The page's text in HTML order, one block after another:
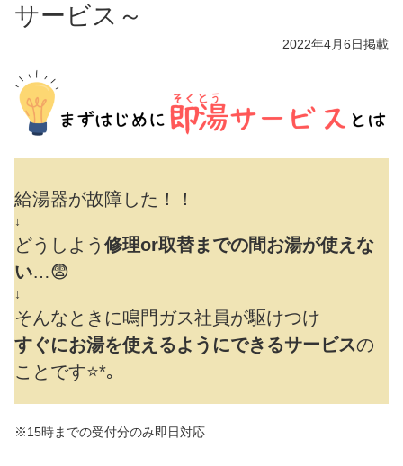
サービス～
2022年4月6日掲載
給湯器が故障した！！
↓
どうしよう 修理or取替までの間お湯が使えな
い…😨
↓
そんなときに鳴門ガス社員が駆けつけ
すぐにお湯を使えるようにできるサービスの
ことです⭐*｡
※15時までの受付分のみ即日対応